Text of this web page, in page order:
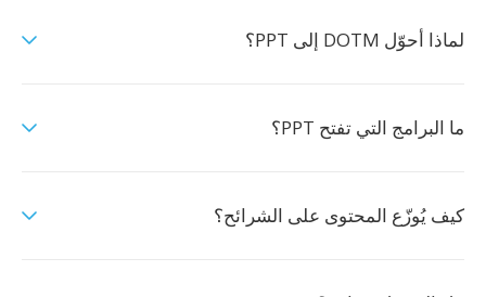
لماذا أحوّل DOTM إلى PPT؟
ما البرامج التي تفتح PPT؟
كيف يُوزّع المحتوى على الشرائح؟